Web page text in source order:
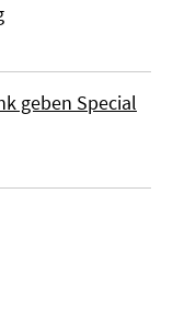
geben Special